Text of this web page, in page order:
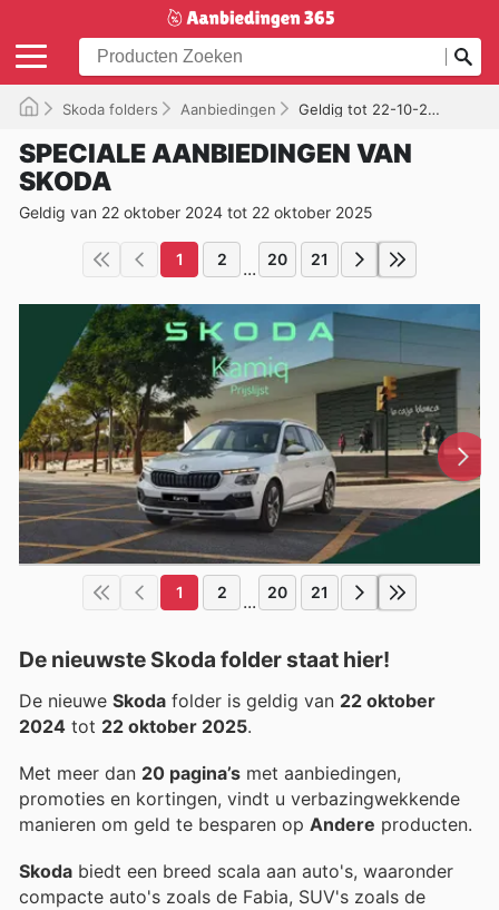
Skoda folders Aanbiedingen Geldig tot 22-10-2025
SPECIALE AANBIEDINGEN VAN
SKODA
Geldig van 22 oktober 2024 tot 22 oktober 2025
1 2 ... 20 21
1 2 ... 20 21
De nieuwste Skoda folder staat hier!
De nieuwe Skoda folder is geldig van 22 oktober
2024 tot 22 oktober 2025.
Met meer dan 20 pagina’s met aanbiedingen,
promoties en kortingen, vindt u verbazingwekkende
manieren om geld te besparen op Andere producten.
Skoda biedt een breed scala aan auto's, waaronder
compacte auto's zoals de Fabia, SUV's zoals de